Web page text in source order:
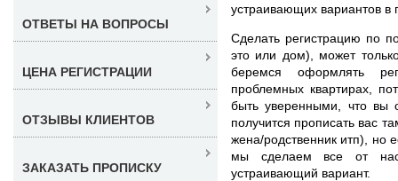
устраивающих вариантов в
Сделать регистрацию по
это или дом), может
беремся оформлять
проблемных квартирах,
быть уверенными, что вы
получится прописать вас
жена/родственник итп), но
мы сделаем все от нас
устраивающий вариант.
ОТВЕТЫ НА ВОПРОСЫ
ЦЕНА РЕГИСТРАЦИИ
ОТЗЫВЫ КЛИЕНТОВ
ЗАКАЗАТЬ ПРОПИСКУ